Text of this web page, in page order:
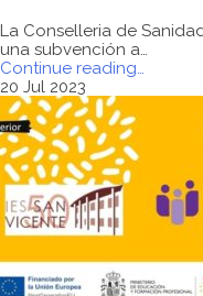
La Conselleria de
una subvención a…
Continue reading
de
Sanidad
a
…
20 Jul 2023